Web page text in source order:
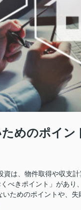
めのポイン
資は、物件取得や収支
べきポイント」があ
ためのポイントや、失